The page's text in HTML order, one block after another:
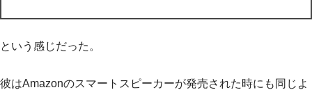
という感じだった。
彼はAmazonのスマートスピーカーが発売された時にも同じよ